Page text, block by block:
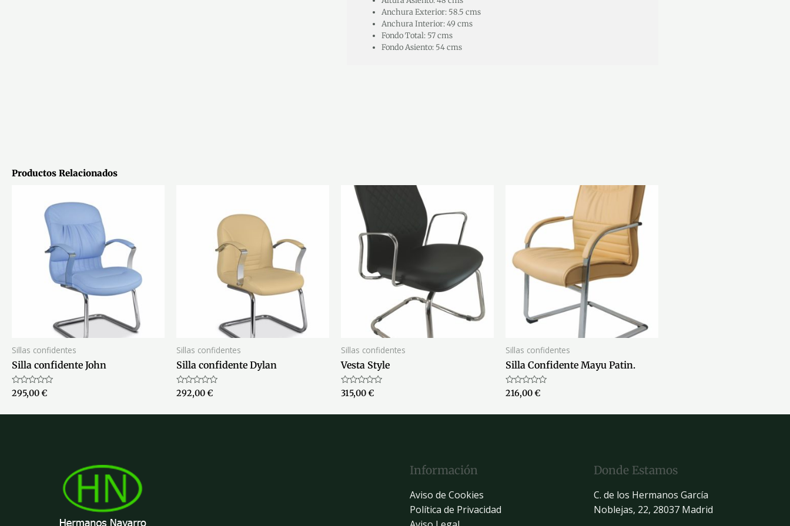
Anchura Exterior: 58.5 cms
Anchura Interior: 49 cms
Fondo Total: 57 cms
Fondo Asiento: 54 cms
Productos Relacionados
Sillas confidentes
Silla confidente John
Valorado
con
de
295,00€
Sillas confidentes
Silla confidente Dylan
Valorado
con
de
292,00€
Sillas confidentes
Vesta Style
Valorado
con
de
315,00€
Sillas confidentes
Silla Confidente Mayu Patin.
Valorado
con
de
216,00€
Información
Aviso de Cookies
Política de Privacidad
Donde Estamos
C. de los Hermanos García
Noblejas, 22, 28037 Madrid